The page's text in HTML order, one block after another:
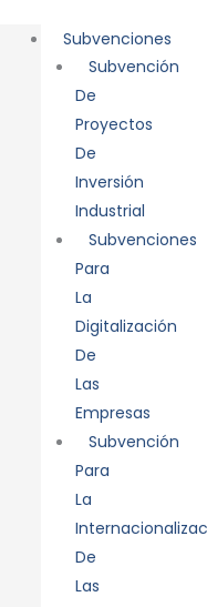
Subvenciones
Subvención
De
Proyectos
De
Inversión
Industrial
Subvenciones
Para
La
Digitalización
De
Las
Empresas
Subvención
Para
La
De
Las